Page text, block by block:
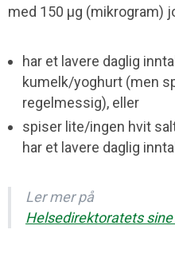
med 150 μg (mikrogram)
har et lavere daglig
kumelk/yoghurt (men
regelmessig), eller
spiser lite/ingen hvit
har et lavere daglig
Ler mer på
Helsedirektoratets sine